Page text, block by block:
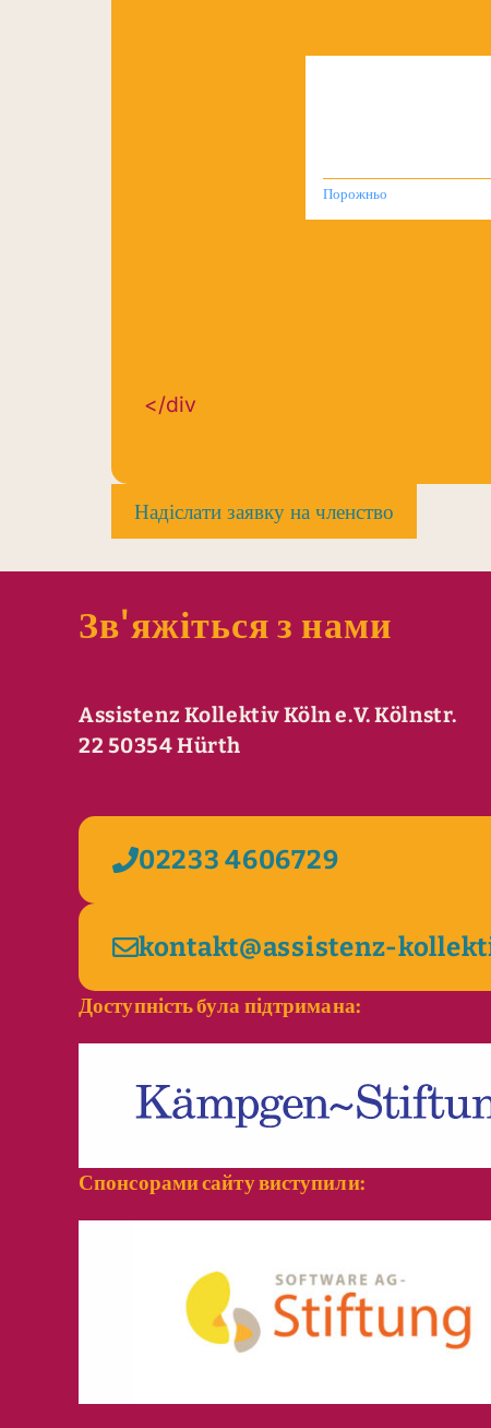
Порожньо
</div
Надіслати заявку на членство
Зв'яжіться з нами
Assistenz Kollektiv Köln e.V. Kölnstr.
22 50354 Hürth
02233 4606729
kontakt@assistenz-
Доступність була підтримана:
Спонсорами сайту виступили: